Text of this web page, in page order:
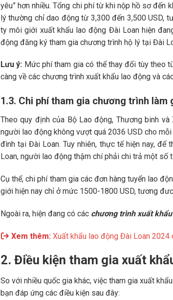
yêu” hơn nhiều. Tổng chi phí từ khi nộp hồ sơ đến
lý thường chỉ dao động từ 3,300 đến 3,500 USD,
ty môi giới xuất khẩu lao động Đài Loan hiện
động đăng ký tham gia chương trình hộ lý tại Đài
Lưu ý: Mức phí tham gia có thể thay đổi tùy theo
càng về các chương trình xuất khẩu lao động và
1.3. Chi phí tham gia chương trình
Theo quy định của Bộ Lao động, Thương binh
người lao động không vượt quá 2036 USD cho
đình tại Đài Loan. Tuy nhiên, thực tế hiện nay,
Loan, người lao động thậm chí phải chi trả một số
Cụ thể, chi phí tham gia các đơn hàng tuyển lao
giới hiện nay chỉ ở mức 1500-1800 USD, tương
Ngoài ra, hiện đang có các chương trình xuất
Xem thêm: Xuất khẩu lao động Đài Loan 2024
2. Điều kiện tham gia xuất
So với nhiều quốc gia khác, việc tham gia xuất
bạn đáp ứng các điều kiện sau đây: